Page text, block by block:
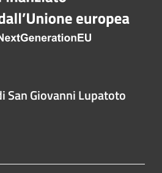
San Giovanni Lupatoto